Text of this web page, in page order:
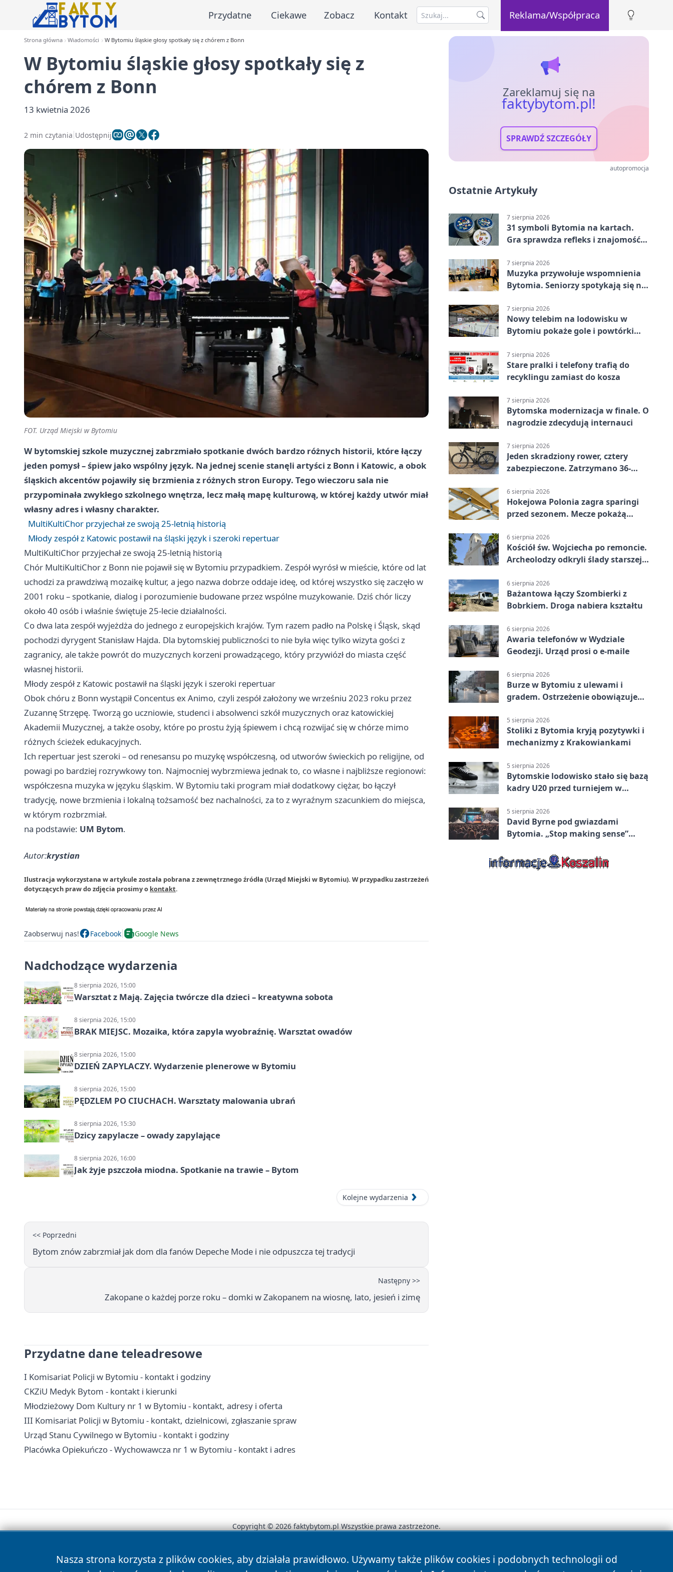
Przydatne Ciekawe Zobacz Kontakt Reklama/Współpraca
Strona główna Wiadomości W Bytomiu śląskie głosy spotkały się z chórem z Bonn
W Bytomiu śląskie głosy spotkały się z
chórem z Bonn
13 kwietnia 2026
2 min czytania Udostępnij
FOT. Urząd Miejski w Bytomiu
W bytomskiej szkole muzycznej zabrzmiało spotkanie dwóch bardzo różnych historii, które łączy
jeden pomysł – śpiew jako wspólny język. Na jednej scenie stanęli artyści z Bonn i Katowic, a obok
śląskich akcentów pojawiły się brzmienia z różnych stron Europy. Tego wieczoru sala nie
przypominała zwykłego szkolnego wnętrza, lecz małą mapę kulturową, w której każdy utwór miał
własny adres i własny charakter.
MultiKultiChor przyjechał ze swoją 25-letnią historią
Młody zespół z Katowic postawił na śląski język i szeroki repertuar
MultiKultiChor przyjechał ze swoją 25-letnią historią
Chór MultiKultiChor z Bonn nie pojawił się w Bytomiu przypadkiem. Zespół wyrósł w mieście, które od lat
uchodzi za prawdziwą mozaikę kultur, a jego nazwa dobrze oddaje ideę, od której wszystko się zaczęło w
2001 roku – spotkanie, dialog i porozumienie budowane przez wspólne muzykowanie. Dziś chór liczy
około 40 osób i właśnie świętuje 25-lecie działalności.
Co dwa lata zespół wyjeżdża do jednego z europejskich krajów. Tym razem padło na Polskę i Śląsk, skąd
pochodzi dyrygent Stanisław Hajda. Dla bytomskiej publiczności to nie była więc tylko wizyta gości z
zagranicy, ale także powrót do muzycznych korzeni prowadzącego, który przywiózł do miasta część
własnej historii.
Młody zespół z Katowic postawił na śląski język i szeroki repertuar
Obok chóru z Bonn wystąpił Concentus ex Animo, czyli zespół założony we wrześniu 2023 roku przez
Zuzannę Strzępę. Tworzą go uczniowie, studenci i absolwenci szkół muzycznych oraz katowickiej
Akademii Muzycznej, a także osoby, które po prostu żyją śpiewem i chcą rozwijać się w chórze mimo
różnych ścieżek edukacyjnych.
Ich repertuar jest szeroki – od renesansu po muzykę współczesną, od utworów świeckich po religijne, od
powagi po bardziej rozrywkowy ton. Najmocniej wybrzmiewa jednak to, co własne i najbliższe regionowi:
współczesna muzyka w języku śląskim. W Bytomiu taki program miał dodatkowy ciężar, bo łączył
tradycję, nowe brzmienia i lokalną tożsamość bez nachalności, za to z wyraźnym szacunkiem do miejsca,
w którym rozbrzmiał.
na podstawie: UM Bytom.
Autor:krystian
Ilustracja wykorzystana w artykule została pobrana z zewnętrznego źródła (Urząd Miejski w Bytomiu). W przypadku zastrzeżeń
dotyczących praw do zdjęcia prosimy o kontakt.
Zaobserwuj nas! Facebook Google News
Nadchodzące wydarzenia
8 sierpnia 2026, 15:00
Warsztat z Mają. Zajęcia twórcze dla dzieci – kreatywna sobota
8 sierpnia 2026, 15:00
BRAK MIEJSC. Mozaika, która zapyla wyobraźnię. Warsztat owadów
8 sierpnia 2026, 15:00
DZIEŃ ZAPYLACZY. Wydarzenie plenerowe w Bytomiu
8 sierpnia 2026, 15:00
PĘDZLEM PO CIUCHACH. Warsztaty malowania ubrań
8 sierpnia 2026, 15:30
Dzicy zapylacze – owady zapylające
8 sierpnia 2026, 16:00
Jak żyje pszczoła miodna. Spotkanie na trawie – Bytom
Kolejne wydarzenia
<< Poprzedni
Bytom znów zabrzmiał jak dom dla fanów Depeche Mode i nie odpuszcza tej tradycji
Następny >>
Zakopane o każdej porze roku – domki w Zakopanem na wiosnę, lato, jesień i zimę
Przydatne dane teleadresowe
I Komisariat Policji w Bytomiu - kontakt i godziny
CKZiU Medyk Bytom - kontakt i kierunki
Młodzieżowy Dom Kultury nr 1 w Bytomiu - kontakt, adresy i oferta
III Komisariat Policji w Bytomiu - kontakt, dzielnicowi, zgłaszanie spraw
Urząd Stanu Cywilnego w Bytomiu - kontakt i godziny
Placówka Opiekuńczo - Wychowawcza nr 1 w Bytomiu - kontakt i adres
Zareklamuj się na
faktybytom.pl!
SPRAWDŹ SZCZEGÓŁY
autopromocja
Ostatnie Artykuły
7 sierpnia 2026
31 symboli Bytomia na kartach.
Gra sprawdza refleks i znajomość
7 sierpnia 2026
Muzyka przywołuje wspomnienia
Bytomia. Seniorzy spotykają się na
7 sierpnia 2026
Nowy telebim na lodowisku w
Bytomiu pokaże gole i powtórki
7 sierpnia 2026
Stare pralki i telefony trafią do
recyklingu zamiast do kosza
7 sierpnia 2026
Bytomska modernizacja w finale. O
nagrodzie zdecydują internauci
7 sierpnia 2026
Jeden skradziony rower, cztery
zabezpieczone. Zatrzymano 36-
6 sierpnia 2026
Hokejowa Polonia zagra sparingi
przed sezonem. Mecze pokażą
6 sierpnia 2026
Kościół św. Wojciecha po remoncie.
Archeolodzy odkryli ślady starszej
6 sierpnia 2026
Bażantowa łączy Szombierki z
Bobrkiem. Droga nabiera kształtu
6 sierpnia 2026
Awaria telefonów w Wydziale
Geodezji. Urząd prosi o e-maile
6 sierpnia 2026
Burze w Bytomiu z ulewami i
gradem. Ostrzeżenie obowiązuje
5 sierpnia 2026
Stoliki z Bytomia kryją pozytywki i
mechanizmy z Krakowiankami
5 sierpnia 2026
Bytomskie lodowisko stało się bazą
kadry U20 przed turniejem w
5 sierpnia 2026
David Byrne pod gwiazdami
Bytomia. „Stop making sense”
Nasza strona korzysta z plików cookies, aby działała prawidłowo. Używamy także plików cookies i podobnych technologii od
Copyright © 2026 faktybytom.pl Wszystkie prawa zastrzeżone.
News Autorzy Polityka Prywatności Polityka Cookies